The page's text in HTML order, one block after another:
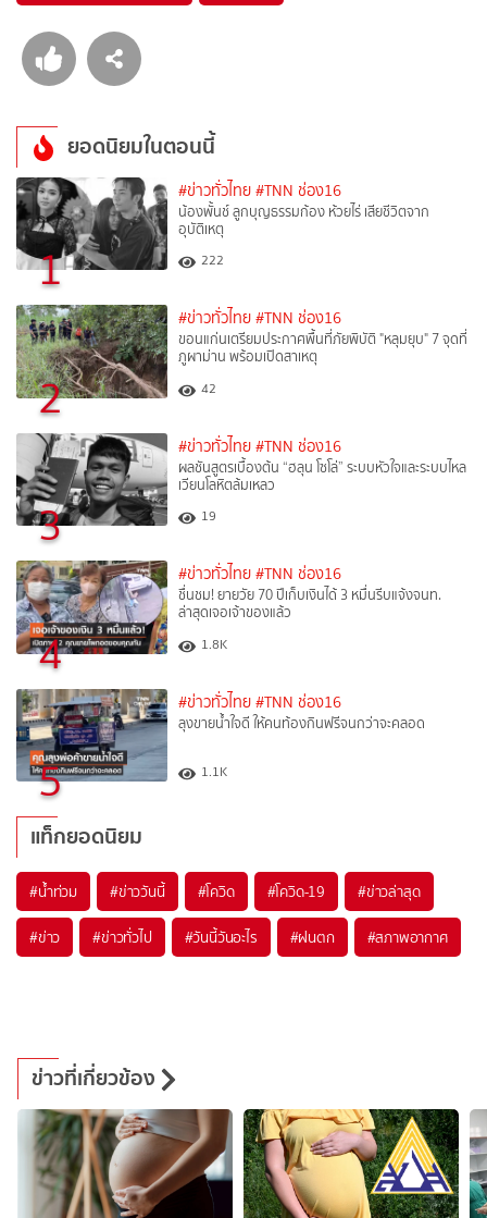
ยอดนิยมในตอนนี้
1
#ข่าวทั่วไทย #TNN ช่อง16
น้องพั้นช์ ลูกบุญธรรมก้อง ห้วยไร่ เสียชีวิตจาก
อุบัติเหตุ
222
2
#ข่าวทั่วไทย #TNN ช่อง16
ขอนแก่นเตรียมประกาศพื้นที่ภัยพิบัติ "หลุมยุบ" 7 จุดที่
ภูผาม่าน พร้อมเปิดสาเหตุ
42
3
#ข่าวทั่วไทย #TNN ช่อง16
ผลชันสูตรเบื้องต้น “ฮลุน โซโล่” ระบบหัวใจและระบบไหล
เวียนโลหิตล้มเหลว
19
4
#ข่าวทั่วไทย #TNN ช่อง16
ชื่นชม! ยายวัย 70 ปีเก็บเงินได้ 3 หมื่นรีบแจ้งจนท.
ล่าสุดเจอเจ้าของแล้ว
1.8K
5
#ข่าวทั่วไทย #TNN ช่อง16
ลุงขายน้ำใจดี ให้คนท้องกินฟรีจนกว่าจะคลอด
1.1K
แท็กยอดนิยม
#น้ำท่วม #ข่าววันนี้ #โควิด #โควิด-19 #ข่าวล่าสุด
#ข่าว #ข่าวทั่วไป #วันนี้วันอะไร #ฝนตก #สภาพอากาศ
ข่าวที่เกี่ยวข้อง